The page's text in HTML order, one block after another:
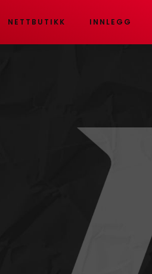
NETTBUTIKK INNLEGG